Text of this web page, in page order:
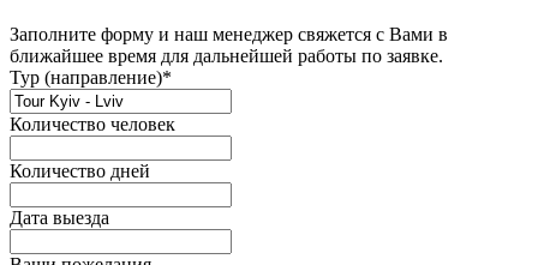
Заполните форму и наш менеджер свяжется с Вами в
ближайшее время для дальнейшей работы по заявке.
Тур (направление)*
Количество человек
Количество дней
Дата выезда